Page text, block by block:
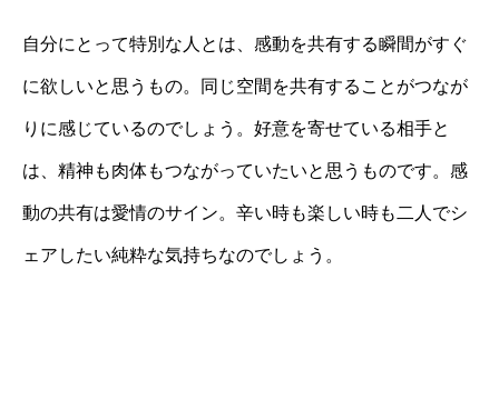
自分にとって特別な人とは、感動を共有する瞬間がすぐ
に欲しいと思うもの。同じ空間を共有することがつなが
りに感じているのでしょう。好意を寄せている相手と
は、精神も肉体もつながっていたいと思うものです。感
動の共有は愛情のサイン。辛い時も楽しい時も二人でシ
ェアしたい純粋な気持ちなのでしょう。